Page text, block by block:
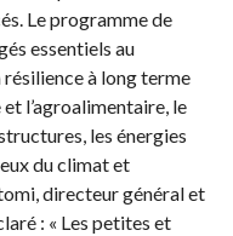
Le programme de
essentiels au
à long terme
l’agroalimentaire, le
les énergies
du climat et
directeur général et
: « Les petites et